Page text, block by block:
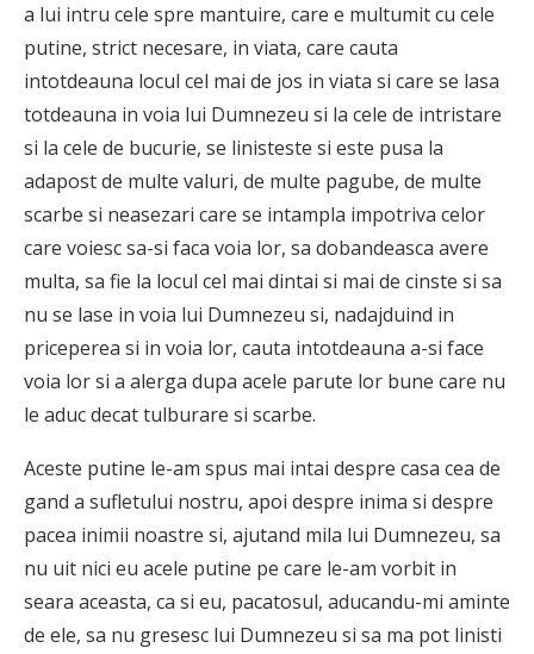
a lui intru cele spre mantuire, care e multumit cu cele
putine, strict necesare, in viata, care cauta
intotdeauna locul cel mai de jos in viata si care se lasa
totdeauna in voia lui Dumnezeu si la cele de intristare
si la cele de bucurie, se linisteste si este pusa la
adapost de multe valuri, de multe pagube, de multe
scarbe si neasezari care se intampla impotriva celor
care voiesc sa-si faca voia lor, sa dobandeasca avere
multa, sa fie la locul cel mai dintai si mai de cinste si sa
nu se lase in voia lui Dumnezeu si, nadajduind in
priceperea si in voia lor, cauta intotdeauna a-si face
voia lor si a alerga dupa acele parute lor bune care nu
le aduc decat tulburare si scarbe.
Aceste putine le-am spus mai intai despre casa cea de
gand a sufletului nostru, apoi despre inima si despre
pacea inimii noastre si, ajutand mila lui Dumnezeu, sa
nu uit nici eu acele putine pe care le-am vorbit in
seara aceasta, ca si eu, pacatosul, aducandu-mi aminte
de ele, sa nu gresesc lui Dumnezeu si sa ma pot linisti